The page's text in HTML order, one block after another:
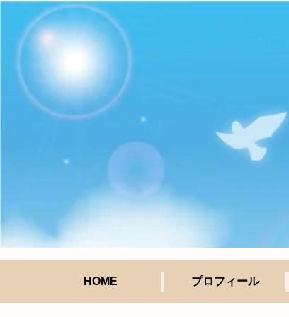
HOME プロフィール